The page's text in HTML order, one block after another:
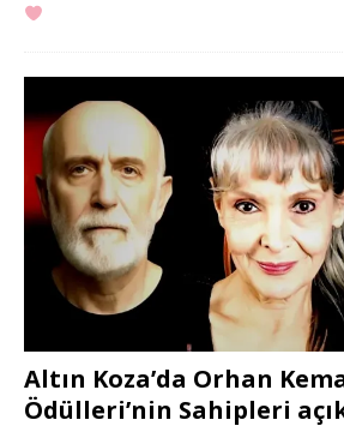
Altın Koza’da Orhan
Ödülleri’nin Sahipleri